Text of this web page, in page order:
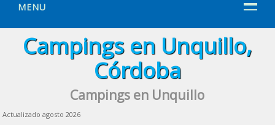
MENU
Campings en Unquillo,
Córdoba
Campings en Unquillo
Actualizado agosto 2026